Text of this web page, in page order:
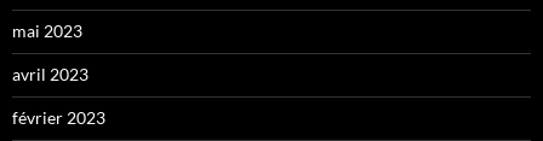
mai 2023
avril 2023
février 2023